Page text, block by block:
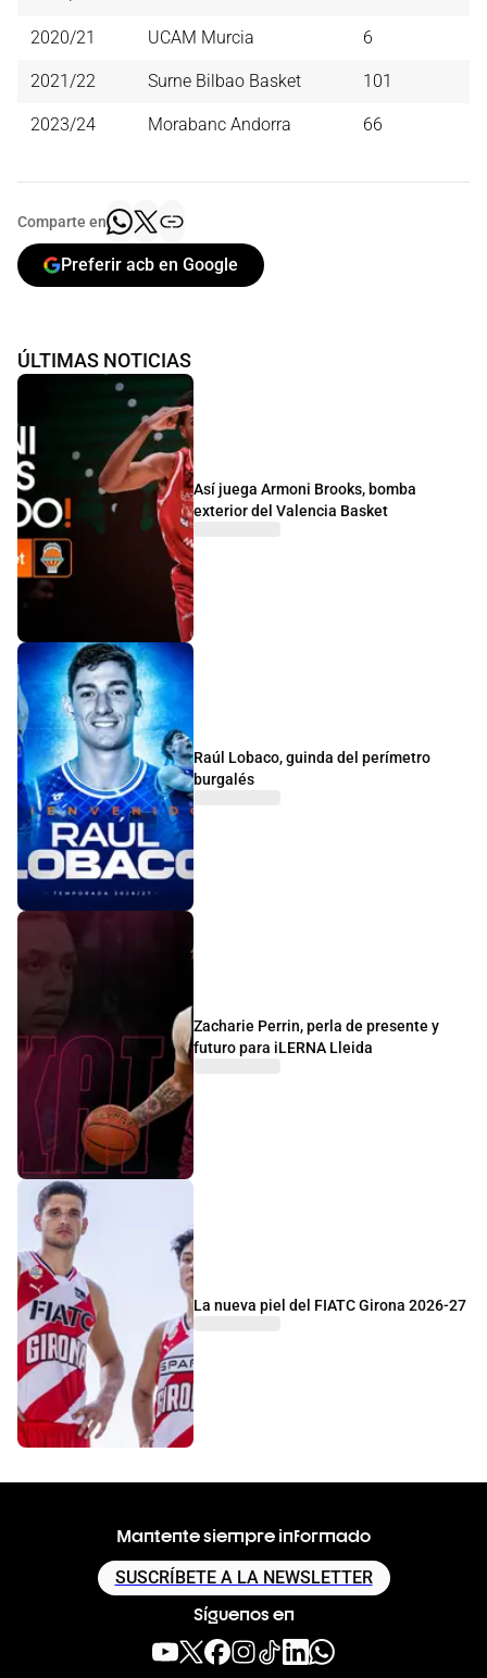
2020/21 UCAM Murcia 6
2021/22 Surne Bilbao Basket 101
2023/24 Morabanc Andorra 66
Comparte en
Preferir acb en Google
ÚLTIMAS NOTICIAS
Así juega Armoni Brooks, bomba
exterior del Valencia Basket
Raúl Lobaco, guinda del perímetro
burgalés
Zacharie Perrin, perla de presente y
futuro para iLERNA Lleida
La nueva piel del FIATC Girona 2026-27
Mantente siempre informado
SUSCRÍBETE A LA NEWSLETTER
Síguenos en